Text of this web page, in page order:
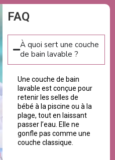
FAQ
À quoi sert une couche
de bain lavable ?
Une couche de bain
lavable est conçue pour
retenir les selles de
bébé à la piscine ou à la
plage, tout en laissant
passer l’eau. Elle ne
gonfle pas comme une
couche classique.